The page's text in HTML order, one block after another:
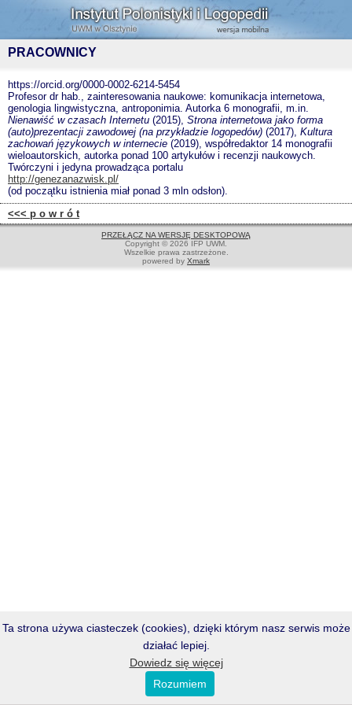
PRACOWNICY
https://orcid.org/0000-0002-6214-5454
Profesor dr hab., zainteresowania naukowe: komunikacja internetowa,
genologia lingwistyczna, antroponimia. Autorka 6 monografii, m.in.
Nienawiść w czasach Internetu (2015), Strona internetowa jako forma
(auto)prezentacji zawodowej (na przykładzie logopedów) (2017), Kultura
zachowań językowych w internecie (2019), współredaktor 14 monografii
wieloautorskich, autorka ponad 100 artykułów i recenzji naukowych.
Twórczyni i jedyna prowadząca portalu
http://genezanazwisk.pl/
(od początku istnienia miał ponad 3 mln odsłon).
<<< p o w r ó t
PRZEŁĄCZ NA WERSJĘ DESKTOPOWĄ
Copyright © 2026 IFP UWM.
Wszelkie prawa zastrzeżone.
powered by Xmark
Ta strona używa ciasteczek (cookies), dzięki którym nasz serwis może
działać lepiej.
Dowiedz się więcej
Rozumiem